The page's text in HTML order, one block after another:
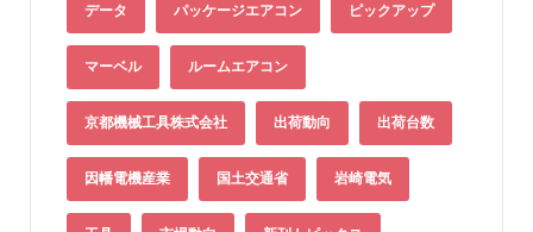
データ パッケージエアコン ピックアップ
マーベル ルームエアコン
京都機械工具株式会社 出荷動向 出荷台数
因幡電機産業 国土交通省 岩崎電気